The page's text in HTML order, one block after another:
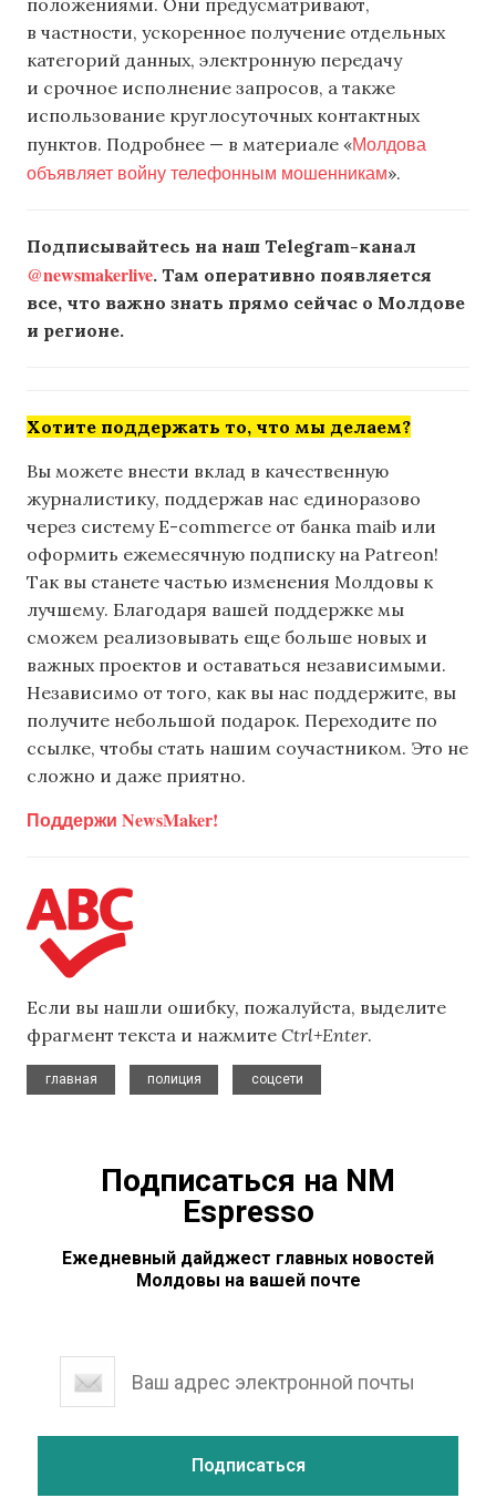
положениями. Они предусматривают,
в частности, ускоренное получение отдельных
категорий данных, электронную передачу
и срочное исполнение запросов, а также
использование круглосуточных контактных
пунктов. Подробнее — в материале «Молдова
объявляет войну телефонным мошенникам».
Подписывайтесь на наш Telegram-канал
@newsmakerlive. Там оперативно появляется
все, что важно знать прямо сейчас о Молдове
и регионе.
Хотите поддержать то, что мы делаем?
Вы можете внести вклад в качественную
журналистику, поддержав нас единоразово
через систему E-commerce от банка maib или
оформить ежемесячную подписку на Patreon!
Так вы станете частью изменения Молдовы к
лучшему. Благодаря вашей поддержке мы
сможем реализовывать еще больше новых и
важных проектов и оставаться независимыми.
Независимо от того, как вы нас поддержите, вы
получите небольшой подарок. Переходите по
ссылке, чтобы стать нашим соучастником. Это не
сложно и даже приятно.
Поддержи NewsMaker!
Если вы нашли ошибку, пожалуйста, выделите
фрагмент текста и нажмите Ctrl+Enter.
главная
полиция
соцсети
Подписаться на NM
Espresso
Ежедневный дайджест главных новостей
Молдовы на вашей почте